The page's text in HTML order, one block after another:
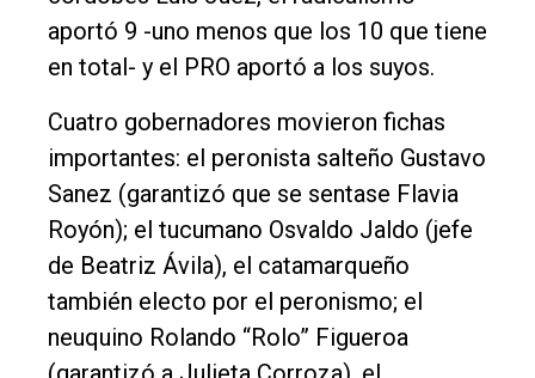
aportó 9 -uno menos que los 10 que tiene
en total- y el PRO aportó a los suyos.
Cuatro gobernadores movieron fichas
importantes: el peronista salteño Gustavo
Sanez (garantizó que se sentase Flavia
Royón); el tucumano Osvaldo Jaldo (jefe
de Beatriz Ávila), el catamarqueño
también electo por el peronismo; el
neuquino Rolando “Rolo” Figueroa